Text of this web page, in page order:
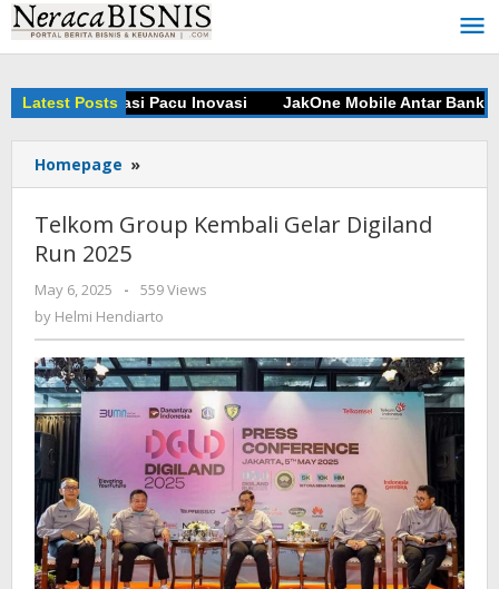
Skip
to
content
Latest Posts
Kolaborasi Pacu Inovasi JakOne Mobile Antar Bank
Homepage »
Group
Gelar
Run
Telkom Group Kembali Gelar Digiland
Run 2025
May 6, 2025
by
Helmi
-
559 Views
by Helmi Hendiarto